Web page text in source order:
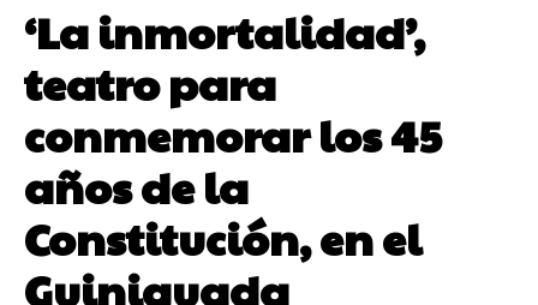
‘La inmortalidad’,
teatro para
conmemorar los 45
años de la
Constitución, en el
Guiniguada